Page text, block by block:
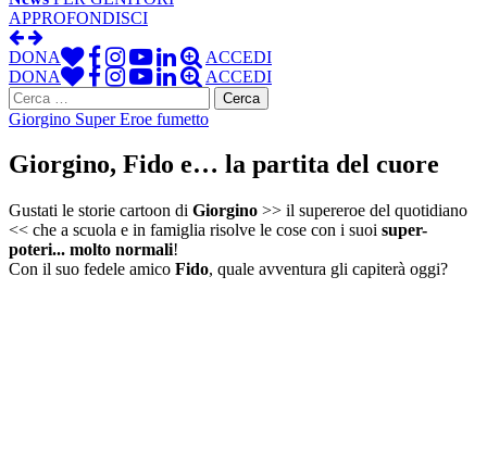
APPROFONDISCI
DONA
ACCEDI
DONA
ACCEDI
Ricerca
per:
Giorgino Super Eroe fumetto
Giorgino, Fido e… la partita del cuore
Gustati le storie cartoon di Giorgino >> il supereroe del quotidiano
<< che a scuola e in famiglia risolve le cose con i suoi super-
poteri... molto normali!
Con il suo fedele amico Fido, quale avventura gli capiterà oggi?